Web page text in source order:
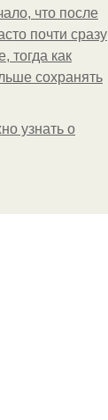
что после
почти сразу
тогда как
сохранять
узнать о